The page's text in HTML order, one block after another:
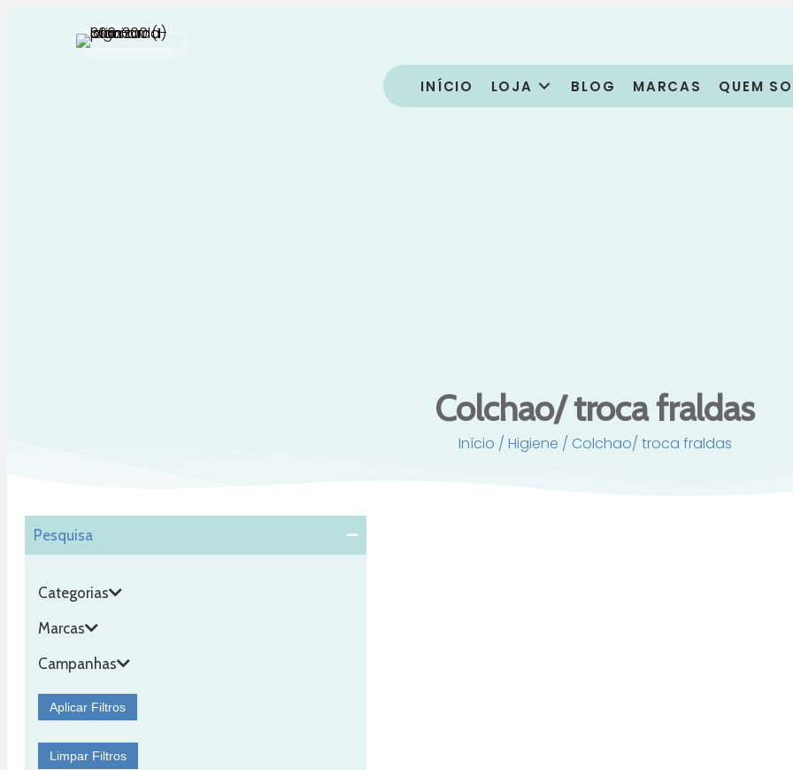
INÍCIO LOJA BLOG MARCAS QUEM
Colchao/ troca fraldas
Início / Higiene / Colchao/ troca fraldas
Pesquisa
Categorias
Marcas
Campanhas
Aplicar Filtros
Limpar Filtros